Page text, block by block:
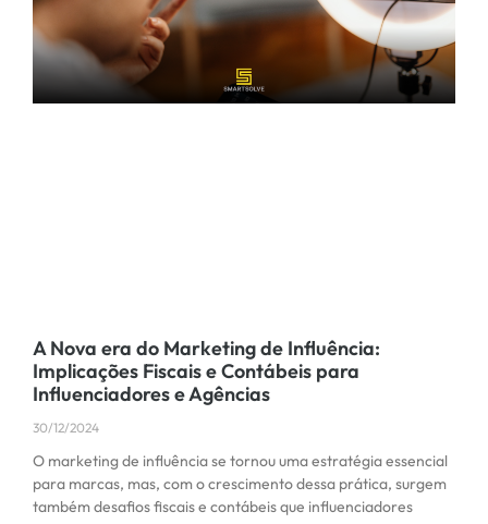
A Nova era do Marketing de Influência:
Implicações Fiscais e Contábeis para
Influenciadores e Agências
30/12/2024
O marketing de influência se tornou uma estratégia essencial
para marcas, mas, com o crescimento dessa prática, surgem
também desafios fiscais e contábeis que influenciadores